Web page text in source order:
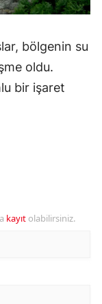
bölgenin su
oldu.
bir işaret
kayıt olabilirsiniz.